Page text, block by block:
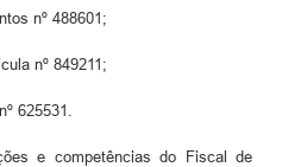
nº 488601;
nº 849211;
625531.
e competências do Fiscal de